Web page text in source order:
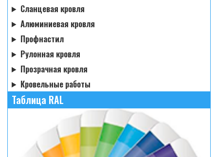
Сланцевая кровля
Алюминиевая кровля
Профнастил
Рулонная кровля
Прозрачная кровля
Кровельные работы
Таблица RAL